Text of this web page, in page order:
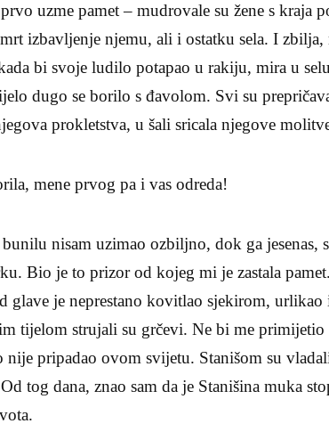
uzme pamet – mudrovale su žene s kraja
izbavljenje njemu, ali i ostatku sela. I zbilja,
bi svoje ludilo potapao u rakiju, mira u
dugo se borilo s đavolom. Svi su
prokletstva, u šali sricala njegove
mene prvog pa i vas odreda!
nisam uzimao ozbiljno, dok ga jesenas,
Bio je to prizor od kojeg mi je zastala
glave je neprestano kovitlao sjekirom, urlikao
tijelom strujali su grčevi. Ne bi me
pripadao ovom svijetu. Stanišom su
tog dana, znao sam da je Stanišina muka